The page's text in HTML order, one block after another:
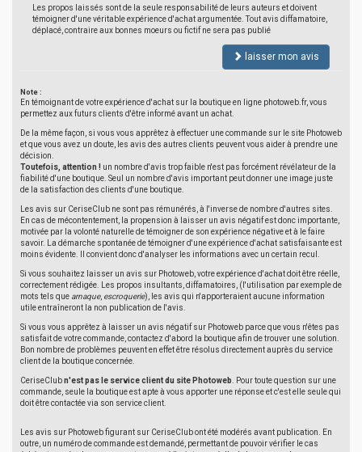
Les propos laissés sont de la seule responsabilité de leurs auteurs et doivent
témoigner d'une véritable expérience d'achat argumentée. Tout avis diffamatoire,
déplacé, contraire aux bonnes moeurs ou fictif ne sera pas publié
laisser mon avis
Note :
En témoignant de votre expérience d'achat sur la boutique en ligne photoweb.fr, vous
permettez aux futurs clients d'être informé avant un achat.
De la même façon, si vous vous apprêtez à effectuer une commande sur le site Photoweb
et que vous avez un doute, les avis des autres clients peuvent vous aider à prendre une
décision.
Toutefois, attention ! un nombre d'avis trop faible n'est pas forcément révélateur de la
fiabilité d'une boutique. Seul un nombre d'avis important peut donner une image juste
de la satisfaction des clients d'une boutique.
Les avis sur CeriseClub ne sont pas rémunérés, à l'inverse de nombre d'autres sites.
En cas de mécontentement, la propension à laisser un avis négatif est donc importante,
motivée par la volonté naturelle de témoigner de son expérience négative et à le faire
savoir. La démarche spontanée de témoigner d'une expérience d'achat satisfaisante est
moins évidente. Il convient donc d'analyser les informations avec un certain recul.
Si vous souhaitez laisser un avis sur Photoweb, votre expérience d'achat doit être réelle,
correctement rédigée. Les propos insultants, diffamatoires, (l'utilisation par exemple de
mots tels que arnaque, escroquerie), les avis qui n'apporteraient aucune information
utile entraîneront la non publication de l'avis.
Si vous vous apprêtez à laisser un avis négatif sur Photoweb parce que vous n'êtes pas
satisfait de votre commande, contactez d'abord la boutique afin de trouver une solution.
Bon nombre de problèmes peuvent en effet être résolus directement auprès du service
client de la boutique concernée.
CeriseClubn'est pas le service client du site Photoweb . Pour toute question sur une
commande, seule la boutique est apte à vous apporter une réponse et c'est elle seule qui
doit être contactée via son service client.
Les avis sur Photoweb figurant sur CeriseClub ont été modérés avant publication. En
outre, un numéro de commande est demandé, permettant de pouvoir vérifier le cas